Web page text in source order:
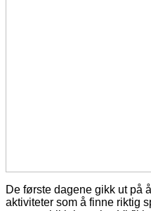
De første dagene gikk ut på
aktiviteter som å finne riktig